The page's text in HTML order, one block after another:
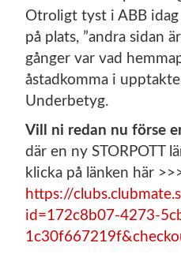
Otroligt tyst i ABB
på plats, ”andra sidan
gånger var vad
åstadkomma i
Underbetyg.
Vill ni redan nu förse
där en ny STORPOTT
klicka på länken här
https://
id=172c8b07-4273-